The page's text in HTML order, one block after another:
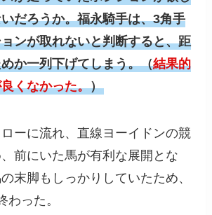
だろうか。福永騎手は、3角手
ンが取れないと判断すると、距
か一列下げてしまう。（結果的
くなかった。）
ーに流れ、直線ヨーイドンの競
前にいた馬が有利な展開とな
末脚もしっかりしていたため、
わった。